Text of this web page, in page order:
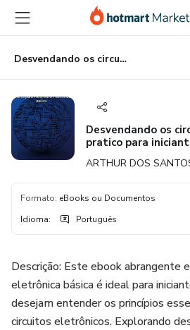
para
conteúdo
principal
para
pagamento
para
rodapé
Desvendando os circuitos: Um guia pratico para iniciantes na eletronica basica
Desvendando os
pratico para
ARTHUR DOS
Formato: eBooks ou Documentos
Idioma: Português
Descrição: Este ebook abrangente
eletrônica básica é ideal para
desejam entender os princípios
circuitos eletrônicos. Explorando